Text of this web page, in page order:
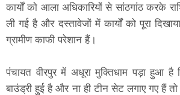
कार्यों को आला अधिकारियों से सांठगांठ करके
ली गई है और दस्तावेजों में कार्यों को पूरा
ग्रामीण काफी परेशान हैं।
पंचायत वीरपुर में अधूरा मुक्तिधाम पड़ा हुआ
बाउंड्री हुई है और ना ही टीन सेट लगाए गए हैं